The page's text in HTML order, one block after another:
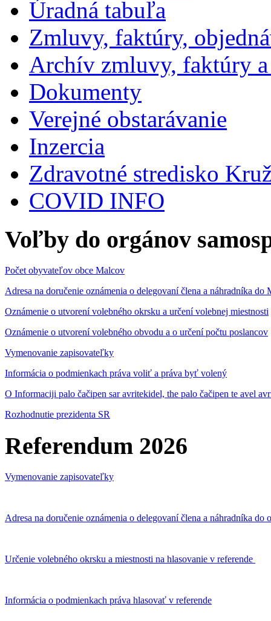
Úradná tabuľa
Zmluvy, faktúry,
Archív zmluvy, faktúry
Dokumenty
Verejné obstarávanie
Inzercia
Zdravotné stredisko
COVID INFO
Voľby do orgánov
Počet obyvateľov obce Malcov
Adresa na doručenie oznámenia o delegovaní člena a náhradníka
Oznámenie o utvorení volebného okrsku a určení volebnej miestnosti
Oznámenie o utvorení volebného obvodu a o určení počtu poslancov
Vymenovanie zapisovateľky
Informácia o podmienkach práva voliť a práva byť volený
O Informaciji palo čačipen sar avritekidel, the palo čačipen te avel
Rozhodnutie prezidenta SR
Referendum 2026
Vymenovanie zapisovateľky
Adresa na doručenie oznámenia o delegovaní člena a náhradníka
Určenie volebného okrsku a miestnosti na hlasovanie v referende
Informácia o podmienkach práva hlasovať v referende